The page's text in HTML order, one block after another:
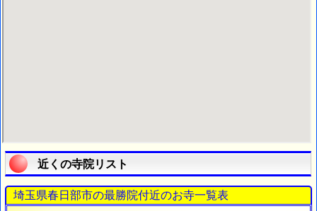
近くの寺院リスト
埼玉県春日部市の最勝院付近のお寺一覧表